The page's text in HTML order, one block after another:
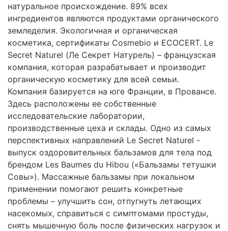
натуральное происхождение. 89% всех
ингредиентов являются продуктами органического
земледелия. Экологичная и органическая
косметика, сертификаты Cosmebio и ECOCERT. Le
Secret Naturel (Ле Секрет Натурель) – французская
компания, которая разрабатывает и производит
органическую косметику для всей семьи.
Компания базируется на юге Франции, в Провансе.
Здесь расположены ее собственные
исследовательские лаборатории,
производственные цеха и склады. Одно из самых
перспективных направлений Le Secret Naturel -
выпуск оздоровительных бальзамов для тела под
брендом Les Baumes du Hibou («Бальзамы тетушки
Совы»). Массажные бальзамы при локальном
применении помогают решить конкретные
проблемы – улучшить сон, отпугнуть летающих
насекомых, справиться с симптомами простуды,
снять мышечную боль после физических нагрузок и